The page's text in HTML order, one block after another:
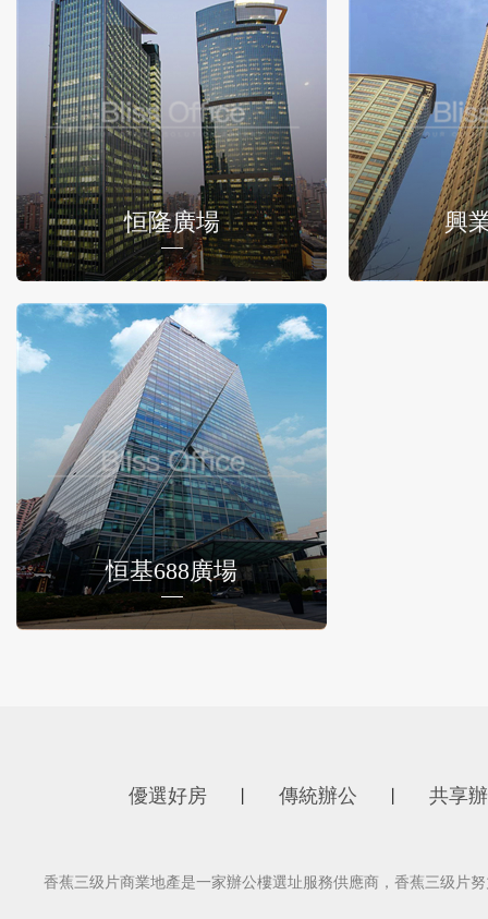
恒隆廣場 興
恒基688廣場
優選好房 傳統辦公 共享
香蕉三级片商業地產是一家辦公樓選址服務供應商，香蕉三级片努